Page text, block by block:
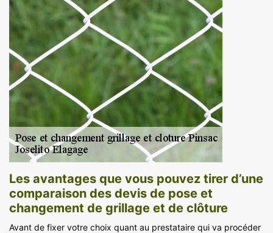
Les avantages que vous pouvez tirer d’une
comparaison des devis de pose et
changement de grillage et de clôture
Avant de fixer votre choix quant au prestataire qui va procéder